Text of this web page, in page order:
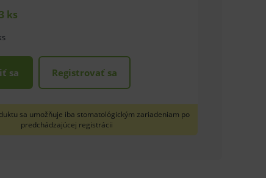
ks
sa Registrovať sa
sa umožňuje iba stomatológickým zariadeniam po
predchádzajúcej registrácii